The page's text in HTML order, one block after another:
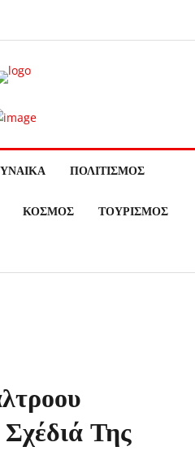
ΠΟΛΙΤΙΣΜΟΣ
ΚΟΣΜΟΣ ΤΟΥΡΙΣΜΟΣ
Της